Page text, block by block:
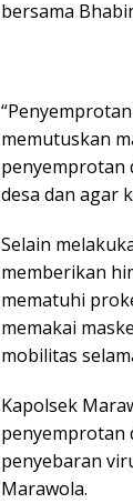
bersama
memutuskan
penyemprotan
desa dan agar
Selain
memberikan
mematuhi
memakai
mobilitas
Kapolsek
penyemprotan
penyebaran
Marawola.